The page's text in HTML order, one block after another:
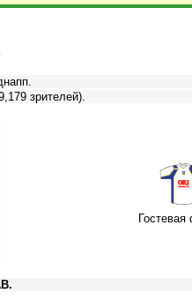
зрителей).